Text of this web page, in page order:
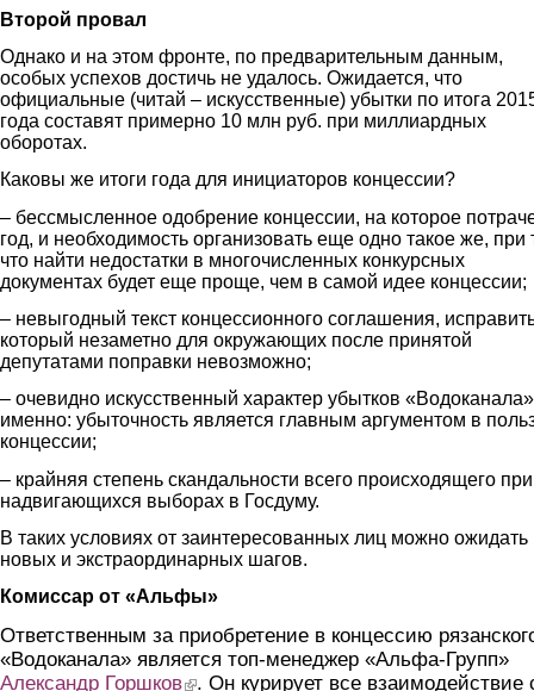
Второй провал
Однако и на этом фронте, по предварительным данным,
особых успехов достичь не удалось. Ожидается, что
официальные (читай – искусственные) убытки по итога
года составят примерно 10 млн руб. при миллиардных
оборотах.
Каковы же итоги года для инициаторов концессии?
– бессмысленное одобрение концессии, на которое
год, и необходимость организовать еще одно такое же, при
что найти недостатки в многочисленных конкурсных
документах будет еще проще, чем в самой идее концессии;
– невыгодный текст концессионного соглашения,
который незаметно для окружающих после принятой
депутатами поправки невозможно;
– очевидно искусственный характер убытков
именно: убыточность является главным аргументом в
концессии;
– крайняя степень скандальности всего происходящего при
надвигающихся выборах в Госдуму.
В таких условиях от заинтересованных лиц можно ожидать
новых и экстраординарных шагов.
Комиссар от «Альфы»
Ответственным за приобретение в концессию
«Водоканала» является топ-менеджер «Альфа-Групп»
Александр Горшков(link is external)
. Он курирует все взаимодействие